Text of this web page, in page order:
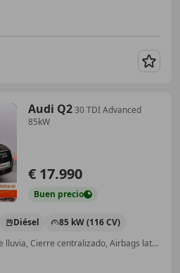
Audi Q230 TDI Advanced
85kW
€ 17.990
Buen precio
Diésel
85 kW (116 CV)
Llantas de aleación, Sensor de lluvia, Cierre centralizado, Airbags laterales, Ventanas tintadas, Volante multifunción, Start/Stop automático, Inmovilizador